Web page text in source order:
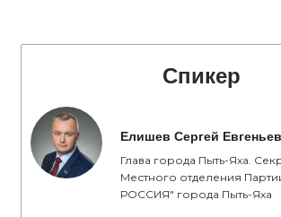
Спикер
Елишев Сергей
Глава города Пыть-Яха.
Местного отделения
РОССИЯ" города Пыть-Яха